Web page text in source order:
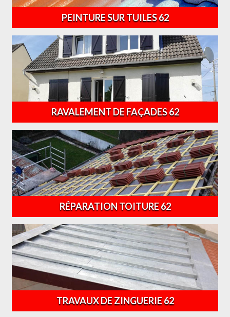
PEINTURE SUR TUILES 62
RAVALEMENT DE FAÇADES 62
RÉPARATION TOITURE 62
TRAVAUX DE ZINGUERIE 62